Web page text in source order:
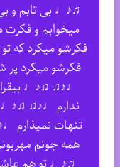
♫♪♩ بی تابم و
میخوابم و
فکرشو میکرد که
فکرشو میکرد
♩♪♫ ♫♪♩
ندارم ♩♪♫
تنهات
همه جونم